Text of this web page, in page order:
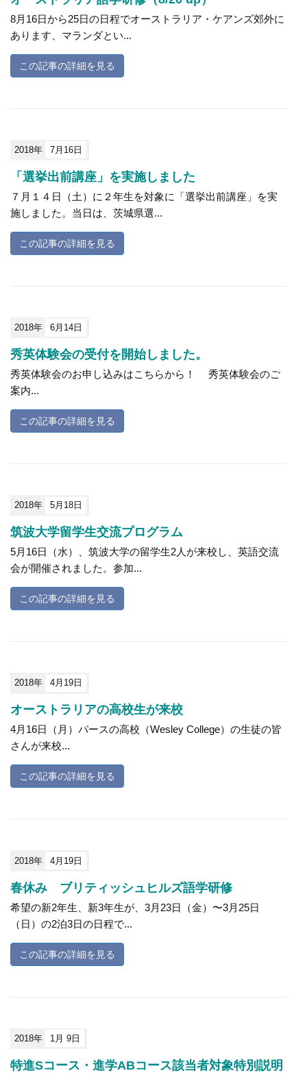
8月16日から25日の日程でオーストラリア・ケアンズ郊外に
あります、マランダとい...
この記事の詳細を見る
2018年 7月16日
「選挙出前講座」を実施しました
７月１４日（土）に２年生を対象に「選挙出前講座」を実
施しました。当日は、茨城県選...
この記事の詳細を見る
2018年 6月14日
秀英体験会の受付を開始しました。
秀英体験会のお申し込みはこちらから！ 秀英体験会のご
案内...
この記事の詳細を見る
2018年 5月18日
筑波大学留学生交流プログラム
5月16日（水）、筑波大学の留学生2人が来校し、英語交流
会が開催されました。参加...
この記事の詳細を見る
2018年 4月19日
オーストラリアの高校生が来校
4月16日（月）パースの高校（Wesley College）の生徒の皆
さんが来校...
この記事の詳細を見る
2018年 4月19日
春休み ブリティッシュヒルズ語学研修
希望の新2年生、新3年生が、3月23日（金）〜3月25日
（日）の2泊3日の日程で...
この記事の詳細を見る
2018年 1月 9日
特進Sコース・進学ABコース該当者対象特別説明